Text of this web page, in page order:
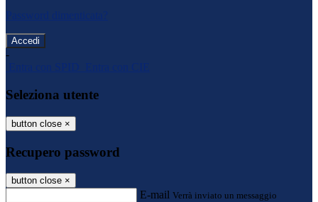
Password dimenticata?
-
Entra con SPID
Entra con CIE
Seleziona utente
button close ×
Recupero password
button close ×
E-mail Verrà inviato un messaggio